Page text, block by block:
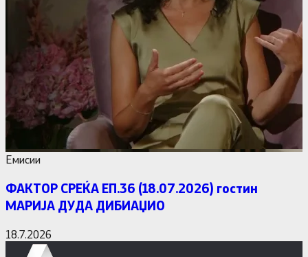
Емисии
ФАКТОР СРЕЌА ЕП.36 (18.07.2026) гостин
МАРИЈА ДУДА ДИБИАЏИО
18.7.2026